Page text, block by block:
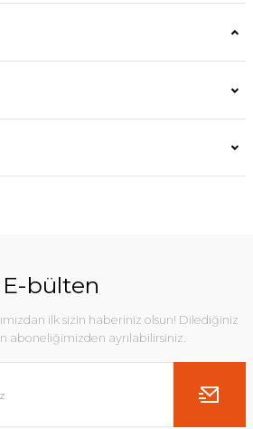
E-bülten
ilk sizin haberiniz olsun! Dilediğiniz
aboneliğimizden ayrılabilirsiniz.